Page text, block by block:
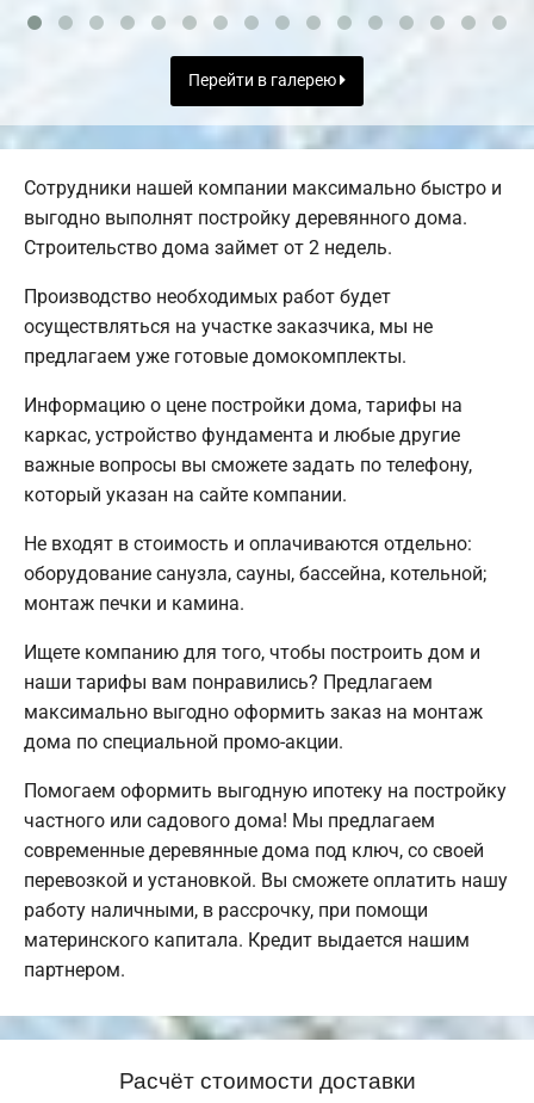
Перейти в галерею
Сотрудники нашей компании максимально быстро и
выгодно выполнят постройку деревянного дома.
Строительство дома займет от 2 недель.
Производство необходимых работ будет
осуществляться на участке заказчика, мы не
предлагаем уже готовые домокомплекты.
Информацию о цене постройки дома, тарифы на
каркас, устройство фундамента и любые другие
важные вопросы вы сможете задать по телефону,
который указан на сайте компании.
Не входят в стоимость и оплачиваются отдельно:
оборудование санузла, сауны, бассейна, котельной;
монтаж печки и камина.
Ищете компанию для того, чтобы построить дом и
наши тарифы вам понравились? Предлагаем
максимально выгодно оформить заказ на монтаж
дома по специальной промо-акции.
Помогаем оформить выгодную ипотеку на постройку
частного или садового дома! Мы предлагаем
современные деревянные дома под ключ, со своей
перевозкой и установкой. Вы сможете оплатить нашу
работу наличными, в рассрочку, при помощи
материнского капитала. Кредит выдается нашим
партнером.
Расчёт стоимости доставки